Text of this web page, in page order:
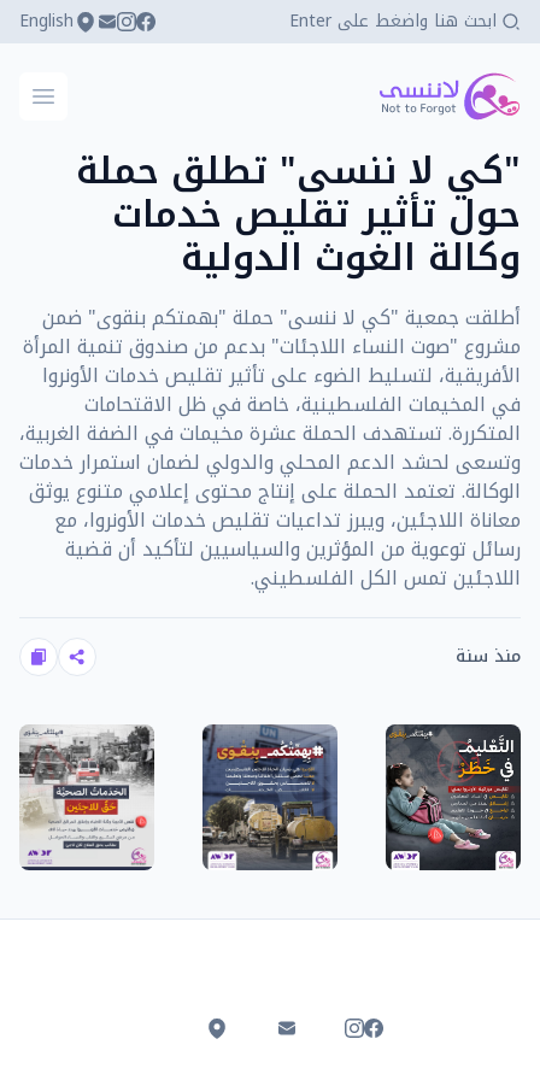
English
كي لا ننسى
فتح
"كي لا ننسى" تطلق حملة
حول تأثير تقليص خدمات
وكالة الغوث الدولية
أطلقت جمعية "كي لا ننسى" حملة "بهمتكم بنقوى" ضمن
مشروع "صوت النساء اللاجئات" بدعم من صندوق تنمية المرأة
الأفريقية، لتسليط الضوء على تأثير تقليص خدمات الأونروا
في المخيمات الفلسطينية، خاصة في ظل الاقتحامات
المتكررة. تستهدف الحملة عشرة مخيمات في الضفة الغربية،
وتسعى لحشد الدعم المحلي والدولي لضمان استمرار خدمات
الوكالة. تعتمد الحملة على إنتاج محتوى إعلامي متنوع يوثق
معاناة اللاجئين، ويبرز تداعيات تقليص خدمات الأونروا، مع
رسائل توعوية من المؤثرين والسياسيين لتأكيد أن قضية
اللاجئين تمس الكل الفلسطيني.
منذ سنة